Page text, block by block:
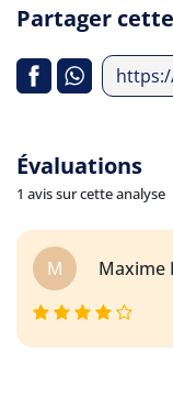
Partager
Évaluations
1 avis sur cette analyse
M Maxime